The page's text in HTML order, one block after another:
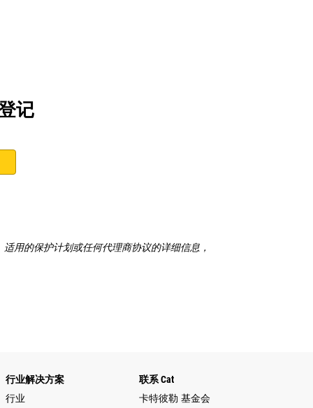
记
用的保护计划或任何代理商协议的详细信息，
行业解决方案
行业
联系 Cat
卡特彼勒 基金会